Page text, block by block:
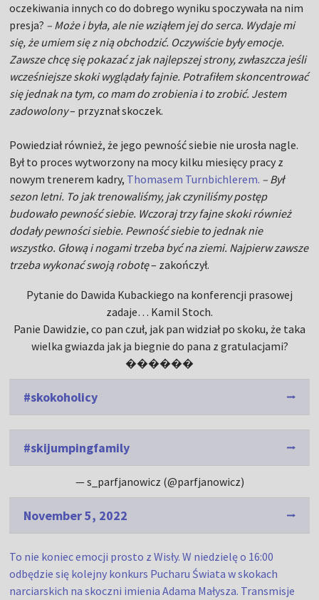
oczekiwania innych co do dobrego wyniku spoczywała na nim
presja? – Może i była, ale nie wziąłem jej do serca. Wydaje mi
się, że umiem się z nią obchodzić. Oczywiście były emocje.
Zawsze chcę się pokazać z jak najlepszej strony, zwłaszcza jeśli
wcześniejsze skoki wyglądały fajnie. Potrafiłem skoncentrować
się jednak na tym, co mam do zrobienia i to zrobić. Jestem
zadowolony– przyznał skoczek.
Powiedział również, że jego pewność siebie nie urosła nagle.
Był to proces wytworzony na mocy kilku miesięcy pracy z
nowym trenerem kadry, Thomasem Turnbichlerem. – Był
sezon letni. To jak trenowaliśmy, jak czyniliśmy postęp
budowało pewność siebie. Wczoraj trzy fajne skoki również
dodały pewności siebie. Pewność siebie to jednak nie
wszystko. Głową i nogami trzeba być na ziemi. Najpierw zawsze
trzeba wykonać swoją robotę– zakończył.
Pytanie do Dawida Kubackiego na konferencji prasowej
zadaje… Kamil Stoch.
Panie Dawidzie, co pan czuł, jak pan widział po skoku, że taka
wielka gwiazda jak ja biegnie do pana z gratulacjami?
������
#skokoholicy
#skijumpingfamily
— s_parfjanowicz (@parfjanowicz)
November 5, 2022
To nie koniec emocji prosto z Wisły. W niedzielę o 16:00
odbędzie się kolejny konkurs Pucharu Świata w skokach
narciarskich na skoczni imienia Adama Małysza. Transmisje